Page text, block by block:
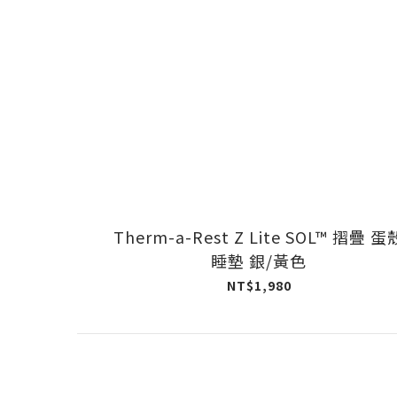
Therm-a-Rest Z Lite SOL™ 摺疊 蛋
睡墊 銀/黃色
NT$1,980